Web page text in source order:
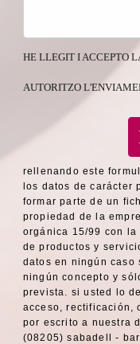
HE LLEGIT I ACCEPTO
AUTORITZO
rellenando este
los datos de carácter
formar parte de un
propiedad de la
orgánica 15/99 con
de productos y
datos en ningún caso
ningún concepto y
prevista. si usted lo
acceso, rectificación,
por escrito a nuestra
(08205) sabadell -